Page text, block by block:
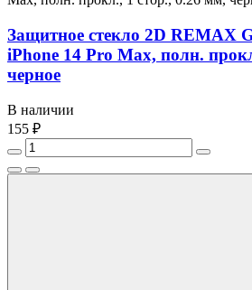
Защитное стекло 2D REMAX
iPhone 14 Pro Max, полн.
черное
В наличии
155 ₽